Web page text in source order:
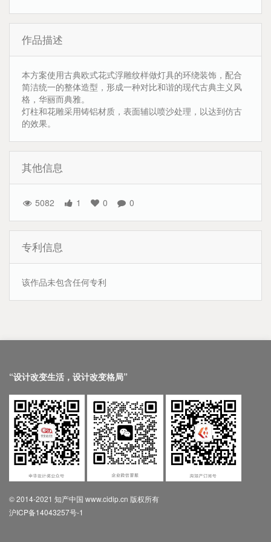
作品描述
本方案使用古典欧式花式浮雕纹样做灯具的环绕装饰，配合
简洁统一的整体造型，形成一种对比和谐的现代古典主义风
格，华丽而典雅。
灯柱和花雕采用铸铝材质，表面辅以喷沙处理，以达到仿古
的效果。
其他信息
5082 1 0 0
专利信息
该作品未包含任何专利
“设计改变生活，设计改变格局”
© 2014-2021 知产中国 www.cidip.cn 版权所有
沪ICP备14043257号-1